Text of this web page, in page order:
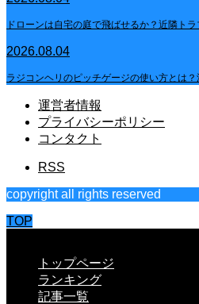
ドローンは自宅の庭で飛ばせるか？近隣ト
2026.08.04
ラジコンヘリのピッチゲージの使い方とは
運営者情報
プライバシーポリシー
コンタクト
RSS
copyright all rights reserved
TOP
トップページ
ランキング
記事一覧